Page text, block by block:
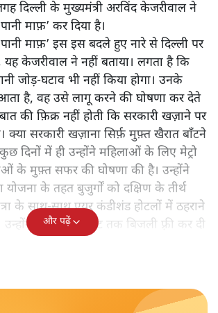
दिल्ली के मुख्यमंत्री अरविंद केजरीवाल ने
माफ़’ कर दिया है।
माफ़’ इस इस बदले हुए नारे से दिल्ली पर
यह केजरीवाल ने नहीं बताया। लगता है कि
जोड़-घटाव भी नहीं किया होगा। उनके
है, वह उसे लागू करने की घोषणा कर देते
की फ़िक्र नहीं होती कि सरकारी खज़ाने पर
क्या सरकारी खज़ाना सिर्फ़ मुफ़्त खैरात बाँटने
दिनों में ही उन्होंने महिलाओं के लिए मेट्रो
के मुफ़्त सफर की घोषणा की है। उन्होंने
योजना के तहत बुजुर्गों को दक्षिण के तीर्थ
के साथ-साथ एयर कंडीशंड होटलों में ठहराने
उन्होंने अब 200 यूनिट तक बिजली फ़्री कर दी
और पढ़ें